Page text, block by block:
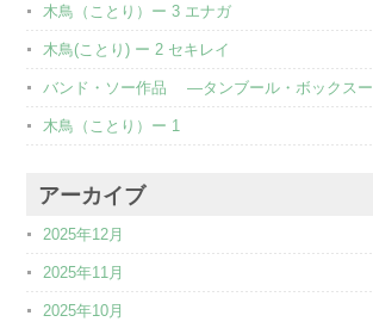
木鳥（ことり）ー 3 エナガ
木鳥(ことり) ー 2 セキレイ
バンド・ソー作品 ―タンブール・ボックスー
木鳥（ことり）ー 1
アーカイブ
2025年12月
2025年11月
2025年10月